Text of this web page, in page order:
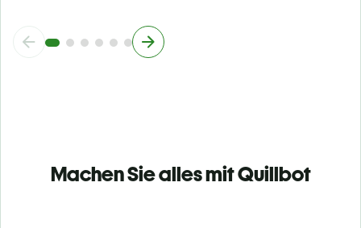
Machen Sie alles mit Quillbot